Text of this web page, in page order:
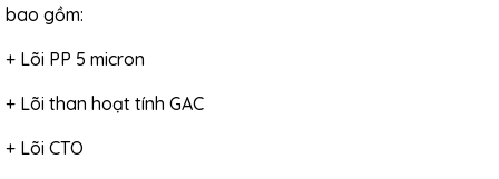
bao gồm:
+ Lõi PP 5 micron
+ Lõi than hoạt tính GAC
+ Lõi CTO